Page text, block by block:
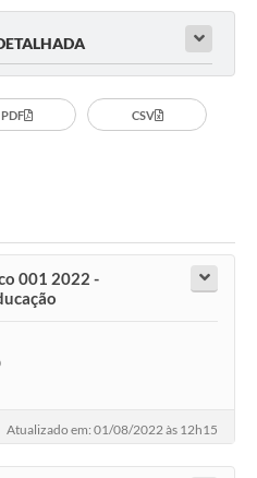
Administrativa
de Fazenda
PDF CSV
001 2022 -
Atualizado em: 01/08/2022 às 12h15